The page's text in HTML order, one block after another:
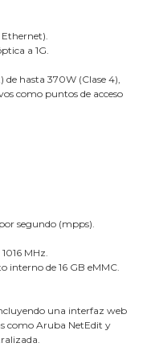
a 1G.
de hasta 370W (Clase 4),
como puntos de acceso
segundo (mpps).
MHz.
interno de 16 GB eMMC.
una interfaz web
como Aruba NetEdit y